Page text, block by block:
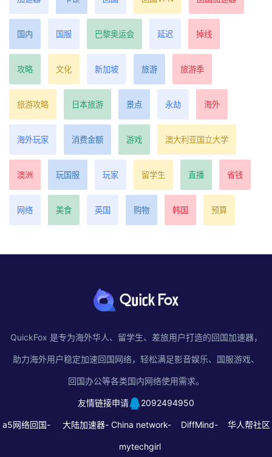
国内 国服 巴黎奥运会 延迟 掉线
攻略 文化 新加坡 旅游 旅游季
旅游攻略 日本旅游 景点 永劫 海外
海外玩家 消费金额 游戏 澳大利亚国立大学
澳洲 玩国服 玩家 留学生 直播 省钱
网络 美食 英国 购物 韩国 预算
QuickFox 是专为海外华人、留学生、差旅用户打造的回国加速器，
助力海外用户稳定加速回国网络，轻松满足影音娱乐、国服游戏、
回国办公等各类国内网络使用需求。
友情链接申请 2092494950
a5网络回国- 大陆加速器- China network- DiffMind- 华人帮社区
mytechgirl